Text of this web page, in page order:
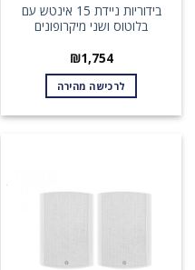
בידוריות ניידת 15 אינטש עם
בלוטוס ושני מיקרופונים
₪1,754
לרכישה מהירה